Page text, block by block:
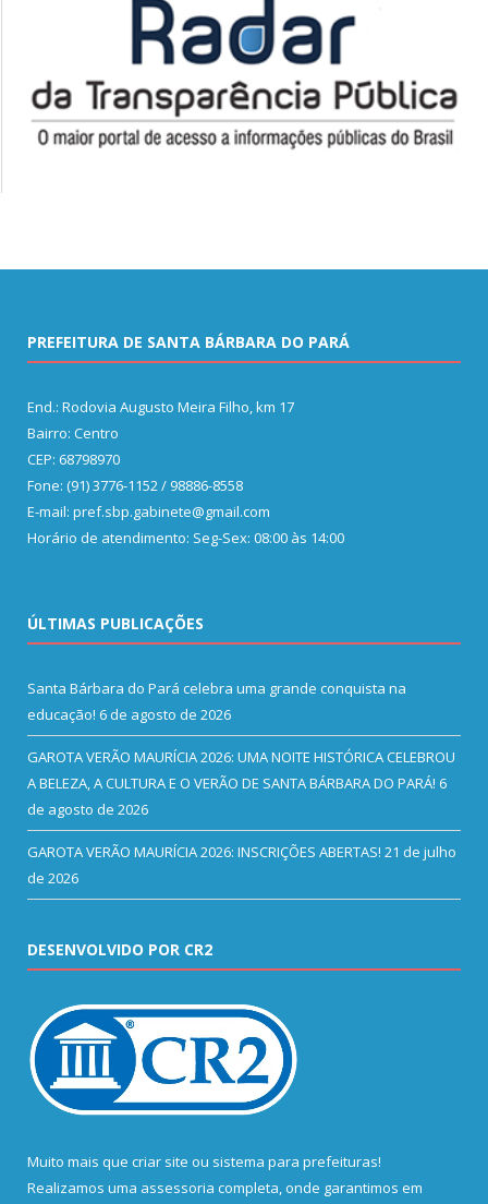
PREFEITURA DE SANTA BÁRBARA DO PARÁ
End.: Rodovia Augusto Meira Filho, km 17
Bairro: Centro
CEP: 68798970
Fone: (91) 3776-1152 / 98886-8558
E-mail: pref.sbp.gabinete@gmail.com
Horário de atendimento: Seg-Sex: 08:00 às 14:00
ÚLTIMAS PUBLICAÇÕES
Santa Bárbara do Pará celebra uma grande conquista na
educação! 6 de agosto de 2026
GAROTA VERÃO MAURÍCIA 2026: UMA NOITE HISTÓRICA CELEBROU
A BELEZA, A CULTURA E O VERÃO DE SANTA BÁRBARA DO PARÁ! 6
de agosto de 2026
GAROTA VERÃO MAURÍCIA 2026: INSCRIÇÕES ABERTAS! 21 de julho
de 2026
DESENVOLVIDO POR CR2
Muito mais que criar site ou sistema para prefeituras!
Realizamos uma assessoria completa, onde garantimos em